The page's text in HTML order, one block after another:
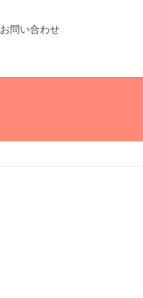
お問い合わせ